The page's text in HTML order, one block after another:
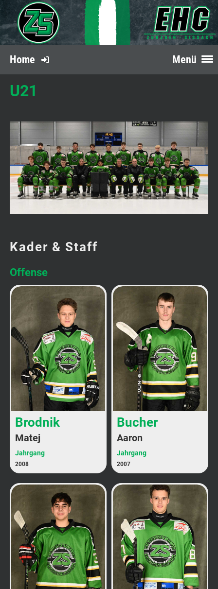
Menü
Home
U21
Kader & Staff
Offense
Brodnik
Matej
Jahrgang
2008
Bucher
Aaron
Jahrgang
2007